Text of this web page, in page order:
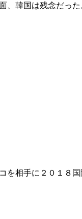
韓国は残念だっ
相手に２０１８